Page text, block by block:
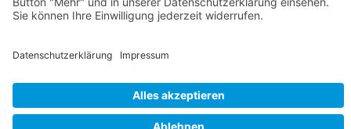
Blog
Geprüfter Franchisegeber
© 2023 Franchisevergleich.eu